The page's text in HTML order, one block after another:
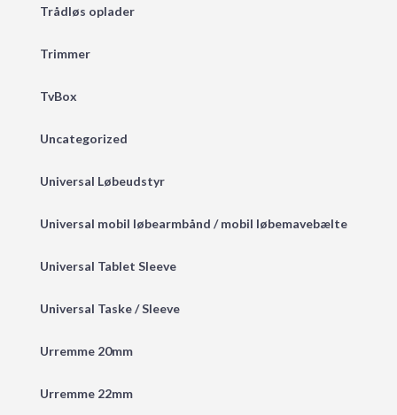
Trådløs oplader
Trimmer
TvBox
Uncategorized
Universal Løbeudstyr
Universal mobil løbearmbånd / mobil løbemavebælte
Universal Tablet Sleeve
Universal Taske / Sleeve
Urremme 20mm
Urremme 22mm